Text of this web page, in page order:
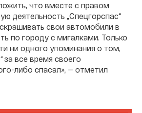
что вместе с правом
деятельность „Спецгорспас“
свои автомобили в
по городу с мигалками. Только
ни одного упоминания о том,
за все время своего
либо спасал», — отметил